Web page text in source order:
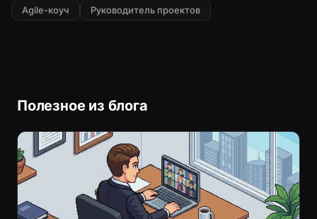
Agile-коуч
Руководитель проектов
Полезное из блога